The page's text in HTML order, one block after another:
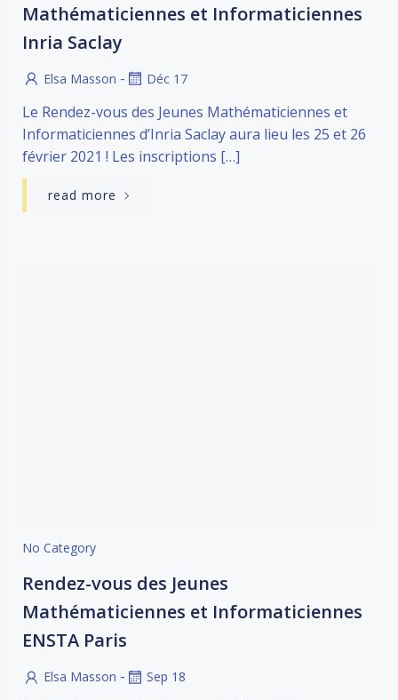
Mathématiciennes et Informaticiennes
Inria Saclay
Elsa Masson - Déc 17
Le Rendez-vous des Jeunes Mathématiciennes et
Informaticiennes d’Inria Saclay aura lieu les 25 et 26
février 2021 ! Les inscriptions […]
read more
No Category
Rendez-vous des Jeunes
Mathématiciennes et Informaticiennes
ENSTA Paris
Elsa Masson - Sep 18